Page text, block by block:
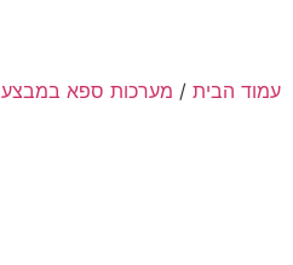
עמוד הבית / מערכות ספא